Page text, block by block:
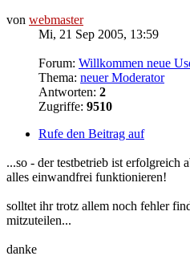
von webmaster
Mi, 21 Sep 2005, 13:59
Forum: Willkommen neue
Thema: neuer Moderator
Antworten: 2
Zugriffe: 9510
Rufe den Beitrag auf
...so - der testbetrieb ist erfolgreich
alles einwandfrei funktionieren!
solltet ihr trotz allem noch fehler
mitzuteilen...
danke